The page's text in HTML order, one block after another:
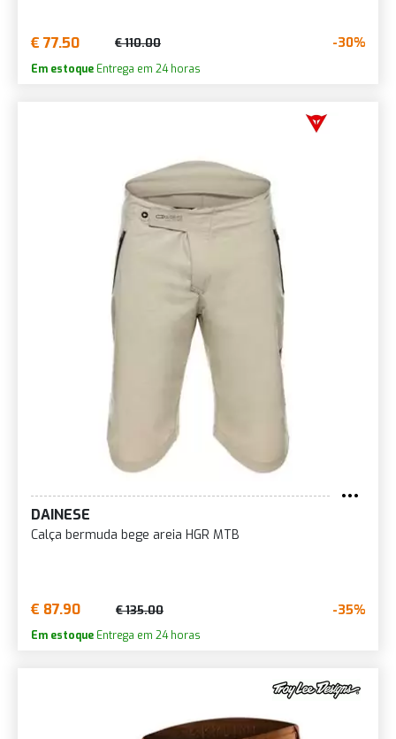
€ 77.50 € 110.00 -30%
Em estoque Entrega em 24 horas
DAINESE
Calça bermuda bege areia HGR MTB
€ 87.90 € 135.00 -35%
Em estoque Entrega em 24 horas